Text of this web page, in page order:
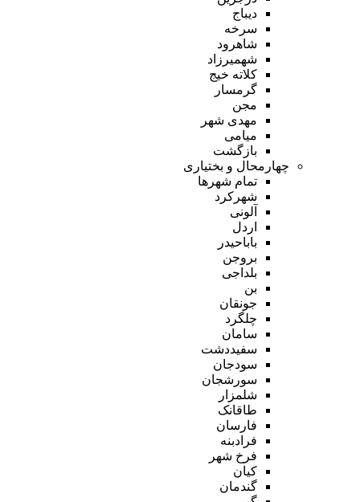
دیباج
سرخه
شاهرود
شهمیرزاد
کلاته خیج
گرمسار
مجن
مهدی شهر
میامی
بازگشت
چهارمحال و بختیاری
تمام شهر‌ها
شهرکرد
آلونی
اردل
باباحیدر
بروجن
بلداجی
بن
جونقان
چلگرد
سامان
سفیددشت
سودجان
سورشجان
شلمزار
طاقانک
فارسان
فرادبنه
فرخ شهر
کیان
گندمان